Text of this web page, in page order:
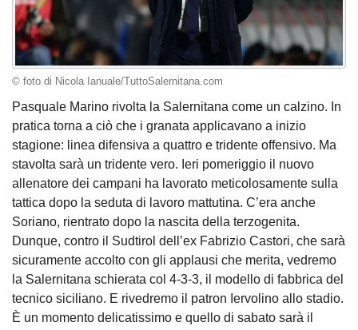
© foto di Nicola Ianuale/TuttoSalernitana.com
Pasquale Marino rivolta la Salernitana come un calzino. In
pratica torna a ciò che i granata applicavano a inizio
stagione: linea difensiva a quattro e tridente offensivo. Ma
stavolta sarà un tridente vero. Ieri pomeriggio il nuovo
allenatore dei campani ha lavorato meticolosamente sulla
tattica dopo la seduta di lavoro mattutina. C’era anche
Soriano, rientrato dopo la nascita della terzogenita.
Dunque, contro il Sudtirol dell’ex Fabrizio Castori, che sarà
sicuramente accolto con gli applausi che merita, vedremo
la Salernitana schierata col 4-3-3, il modello di fabbrica del
tecnico siciliano. E rivedremo il patron Iervolino allo stadio.
È un momento delicatissimo e quello di sabato sarà il